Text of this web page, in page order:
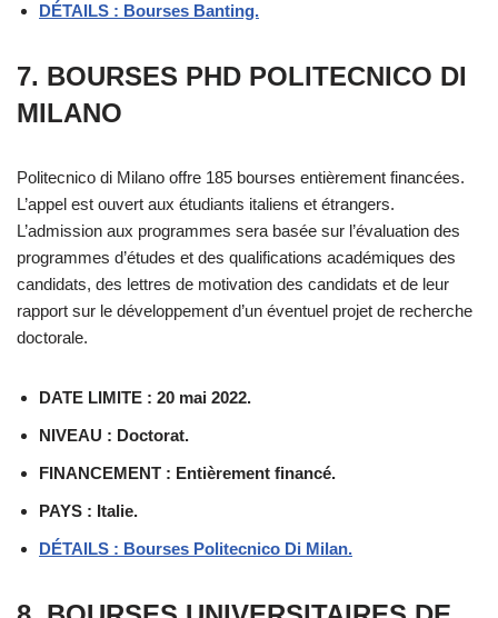
DÉTAILS : Bourses Banting.
7. BOURSES PHD POLITECNICO DI
MILANO
Politecnico di Milano offre 185 bourses entièrement financées.
L’appel est ouvert aux étudiants italiens et étrangers.
L’admission aux programmes sera basée sur l’évaluation des
programmes d’études et des qualifications académiques des
candidats, des lettres de motivation des candidats et de leur
rapport sur le développement d’un éventuel projet de recherche
doctorale.
DATE LIMITE : 20 mai 2022.
NIVEAU : Doctorat.
FINANCEMENT : Entièrement financé.
PAYS : Italie.
DÉTAILS : Bourses Politecnico Di Milan.